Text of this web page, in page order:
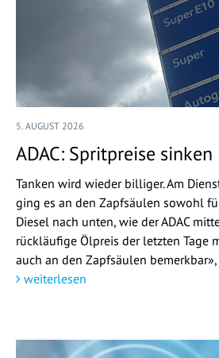
5. AUGUST 2026
ADAC: Spritpreise sinken
Tanken wird wieder billiger. Am
ging es an den Zapfsäulen sowohl
Diesel nach unten, wie der ADAC
rückläufige Ölpreis der letzten Tage
auch an den Zapfsäulen bemerkbar»,
weiterlesen